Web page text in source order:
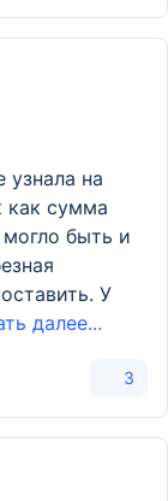
на
как сумма
быть и
У
далее...
3